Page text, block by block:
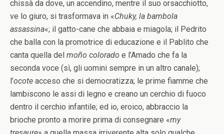
chissà da dove, un accendino, mentre il suo orsacchiotto,
ve lo giuro, si trasformava in «Chuky, la bambola
assassina«; il gatto-cane che abbaia e miagola; il Pedrito
che balla con la promotrice di educazione e il Pablito che
canta quella del moño colorado e l’Amado che fa la
seconda voce (sì, gli uomini sempre in un altro canale);
l’ocote acceso che si democratizza; le prime fiamme che
lambiscono le assi di legno e creano un cerchio di fuoco
dentro il cerchio infantile; ed io, eroico, abbraccio la
brioche pronto a morire prima di consegnare «my